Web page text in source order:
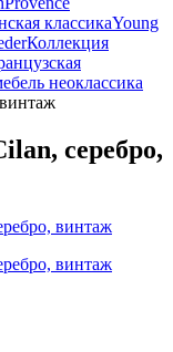
классикаYoung
Коллекция
неоклассика
серебро,